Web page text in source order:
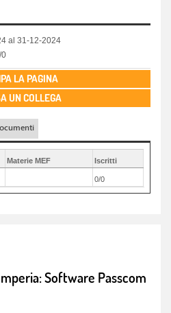
al 31-12-2024
0
LA PAGINA
UN COLLEGA
Materie MEF Iscritti
0/0
Software Passcom